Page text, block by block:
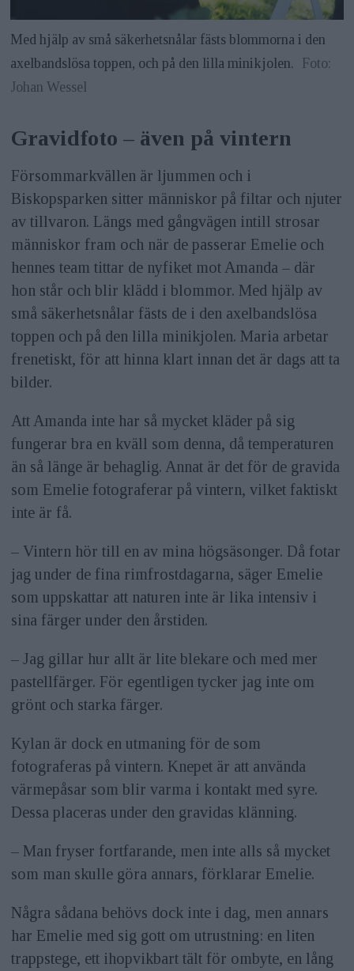
Med hjälp av små säkerhetsnålar fästs blommorna i den
axelbandslösa toppen, och på den lilla minikjolen. Foto:
Johan Wessel
Gravidfoto – även på vintern
Försommarkvällen är ljummen och i
Biskopsparken ­sitter människor på filtar och njuter
av tillvaron. Längs med gångvägen intill strosar
människor fram och när de passerar Emelie och
hennes team tittar de nyfiket mot Amanda – där
hon står och blir klädd i blommor. Med hjälp av
små säkerhetsnålar fästs de i den axelbandslösa
toppen och på den lilla minikjolen. Maria arbetar
frenetiskt, för att hinna klart innan det är dags att ta
bilder.
Att Amanda inte har så mycket kläder på sig
fungerar bra en kväll som denna, då temperaturen
än så länge är behaglig. Annat är det för de gravida
som Emelie fotograferar på vintern, vilket faktiskt
inte är få.
– Vintern hör till en av mina högsäsonger. Då fotar
jag under de fina rimfrostdagarna, säger Emelie
som ­uppskattar att naturen inte är lika intensiv i
sina färger under den årstiden.
– Jag gillar hur allt är lite blekare och med mer
pastellfärger. För egentligen tycker jag inte om
grönt och starka färger.
Kylan är dock en utmaning för de som
fotograferas på vintern. Knepet är att använda
värmepåsar som blir varma i kontakt med syre.
Dessa placeras under den gravidas klänning.
– Man fryser fortfarande, men inte alls så mycket
som man skulle göra annars, förklarar Emelie.
Några sådana behövs dock inte i dag, men annars
har Emelie med sig gott om utrustning: en liten
trappstege, ett ihopvikbart tält för ombyte, en lång